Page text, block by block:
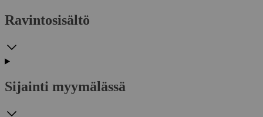
Ravintosisältö
Sijainti myymälässä